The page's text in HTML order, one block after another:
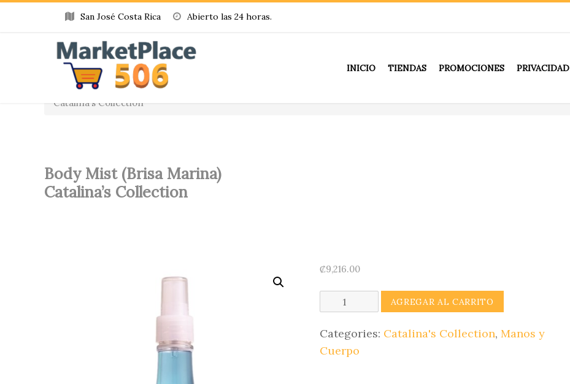
San José Costa Rica Abierto las 24 horas.
INICIO TIENDAS PROMOCIONES PRIVACIDAD
Home»Producto »Body Mist (Brisa Marina)
Catalina’s Collection
Body Mist (Brisa Marina)
Catalina’s Collection
₡9,216.00
Body
Mist
(Brisa
Marina)
AGREGAR AL CARRITO
Categories: Catalina's Collection, Manos y
Cuerpo